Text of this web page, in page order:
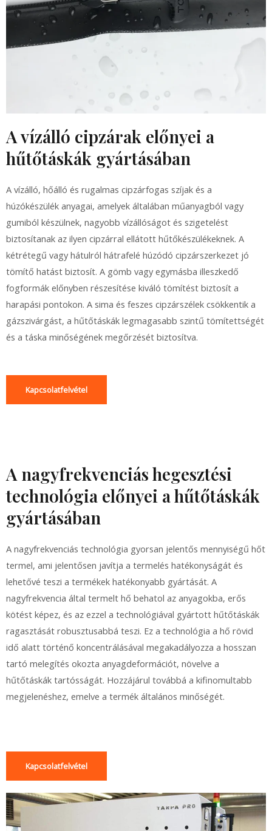
A vízálló cipzárak előnyei a
hűtőtáskák gyártásában
A vízálló, hőálló és rugalmas cipzárfogas szíjak és a
húzókészülék anyagai, amelyek általában műanyagból vagy
gumiból készülnek, nagyobb vízállóságot és szigetelést
biztosítanak az ilyen cipzárral ellátott hűtőkészülékeknek. A
kétrétegű vagy hátulról hátrafelé húzódó cipzárszerkezet jó
tömítő hatást biztosít. A gömb vagy egymásba illeszkedő
fogformák előnyben részesítése kiváló tömítést biztosít a
harapási pontokon. A sima és feszes cipzárszélek csökkentik a
gázszivárgást, a hűtőtáskák legmagasabb szintű tömítettségét
és a táska minőségének megőrzését biztosítva.
Kapcsolatfelvétel
A nagyfrekvenciás hegesztési
technológia előnyei a hűtőtáskák
gyártásában
A nagyfrekvenciás technológia gyorsan jelentős mennyiségű hőt
termel, ami jelentősen javítja a termelés hatékonyságát és
lehetővé teszi a termékek hatékonyabb gyártását. A
nagyfrekvencia által termelt hő behatol az anyagokba, erős
kötést képez, és az ezzel a technológiával gyártott hűtőtáskák
ragasztását robusztusabbá teszi. Ez a technológia a hő rövid
idő alatt történő koncentrálásával megakadályozza a hosszan
tartó melegítés okozta anyagdeformációt, növelve a
hűtőtáskák tartósságát. Hozzájárul továbbá a kifinomultabb
megjelenéshez, emelve a termék általános minőségét.
Kapcsolatfelvétel